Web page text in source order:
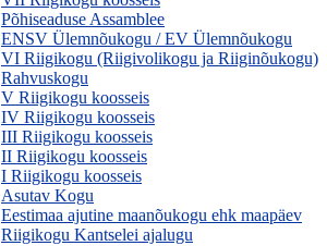
Põhiseaduse Assamblee
ENSV Ülemnõukogu / EV Ülemnõukogu
VI Riigikogu (Riigivolikogu ja Riiginõukogu)
Rahvuskogu
V Riigikogu koosseis
IV Riigikogu koosseis
III Riigikogu koosseis
II Riigikogu koosseis
I Riigikogu koosseis
Asutav Kogu
Eestimaa ajutine maanõukogu ehk maapäev
Riigikogu Kantselei ajalugu